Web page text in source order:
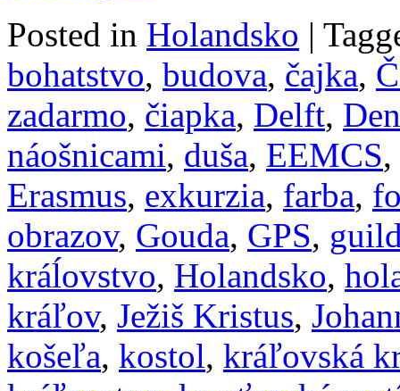
Posted in Holandsko |
bohatstvo, budova, čajka,
zadarmo, čiapka, Delft,
náošnicami, duša, EEMCS,
Erasmus, exkurzia, farba,
obrazov, Gouda, GPS,
kráĺovstvo, Holandsko,
kráľov, Ježiš Kristus,
košeľa, kostol, kráľovská